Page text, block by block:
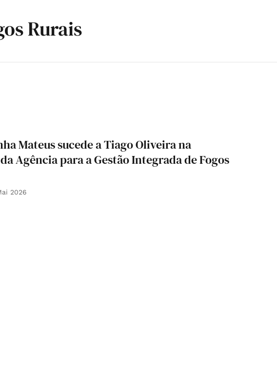
Rurais
Mateus sucede a Tiago Oliveira na
Agência para a Gestão Integrada de Fogos
2026